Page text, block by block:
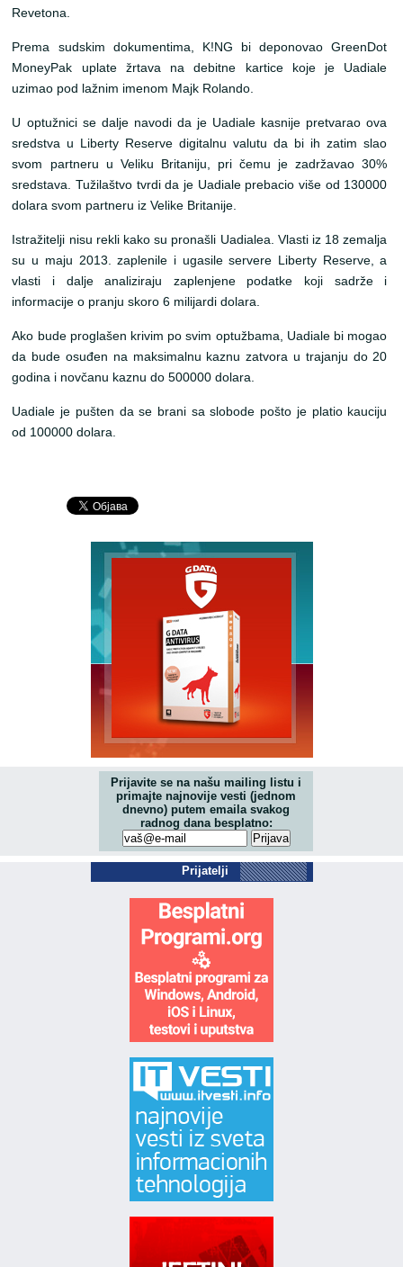
Revetona.
Prema sudskim dokumentima, K!NG bi deponovao GreenDot
MoneyPak uplate žrtava na debitne kartice koje je Uadiale
uzimao pod lažnim imenom Majk Rolando.
U optužnici se dalje navodi da je Uadiale kasnije pretvarao ova
sredstva u Liberty Reserve digitalnu valutu da bi ih zatim slao
svom partneru u Veliku Britaniju, pri čemu je zadržavao 30%
sredstava. Tužilaštvo tvrdi da je Uadiale prebacio više od 130000
dolara svom partneru iz Velike Britanije.
Istražitelji nisu rekli kako su pronašli Uadialea. Vlasti iz 18 zemalja
su u maju 2013. zaplenile i ugasile servere Liberty Reserve, a
vlasti i dalje analiziraju zaplenjene podatke koji sadrže i
informacije o pranju skoro 6 milijardi dolara.
Ako bude proglašen krivim po svim optužbama, Uadiale bi mogao
da bude osuđen na maksimalnu kaznu zatvora u trajanju do 20
godina i novčanu kaznu do 500000 dolara.
Uadiale je pušten da se brani sa slobode pošto je platio kauciju
od 100000 dolara.
Prijavite se na našu mailing listu i
primajte najnovije vesti (jednom
dnevno) putem emaila svakog
radnog dana besplatno:
Prijatelji